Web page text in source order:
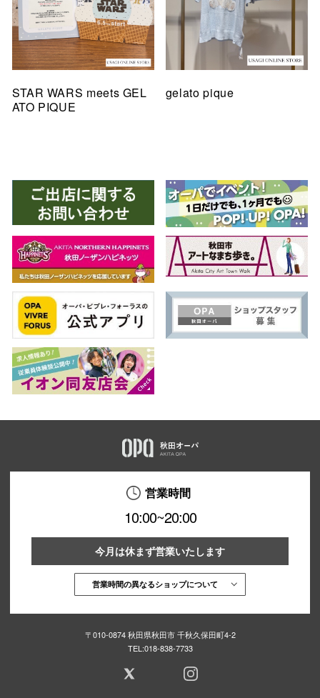
STAR WARS meets GEL
ATO PIQUE
gelato pique
営業時間
10:00~20:00
今月は休まず営業いたします
営業時間の異なるショップについて
〒010-0874 秋田県秋田市 千秋久保田町4-2
TEL:018-838-7733